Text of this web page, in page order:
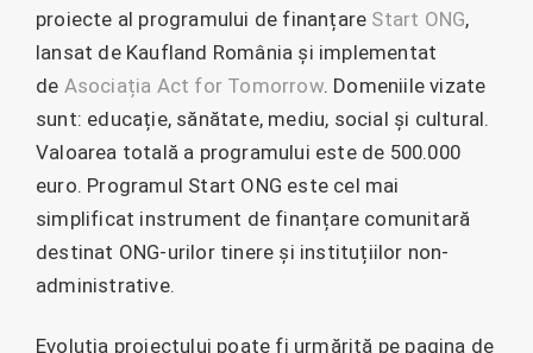
proiecte al programului de finanțare Start ONG,
lansat de Kaufland România și implementat
de Asociația Act for Tomorrow. Domeniile vizate
sunt: educație, sănătate, mediu, social și cultural.
Valoarea totală a programului este de 500.000
euro. Programul Start ONG este cel mai
simplificat instrument de finanțare comunitară
destinat ONG-urilor tinere și instituțiilor non-
administrative.
Evoluția proiectului poate fi urmărită pe pagina de